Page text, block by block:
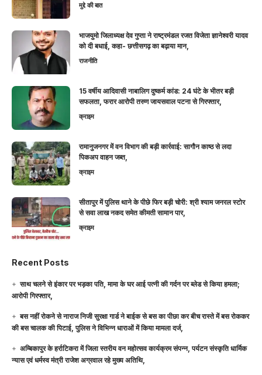
मुद्दे की बात
भाजयुमो जिलाध्यक्ष देव गुप्ता ने राष्ट्रमंडल रजत विजेता ज्ञानेश्वरी यादव
को दी बधाई, कहा- छत्तीसगढ़ का बढ़ाया मान,
राजनीति
15 वर्षीय आदिवासी नाबालिग दुष्कर्म कांड: 24 घंटे के भीतर बड़ी
सफलता, फरार आरोपी तरुण जायसवाल पटना से गिरफ्तार,
क्राइम
रामानुजनगर में वन विभाग की बड़ी कार्रवाई: सागौन काष्ठ से लदा
पिकअप वाहन जब्त,
क्राइम
सीतापुर में पुलिस थाने के पीछे फिर बड़ी चोरी: श्री श्याम जनरल स्टोर
से सवा लाख नकद समेत कीमती सामान पार,
क्राइम
Recent Posts
साथ चलने से इंकार पर भड़का पति, मामा के घर आई पत्नी की गर्दन पर ब्लेड से किया हमला;
आरोपी गिरफ्तार,
बस नहीं रोकने से नाराज निजी सुरक्षा गार्ड ने बाईक से बस का पीछा कर बीच रास्ते में बस रोककर
की बस चालक की पिटाई, पुलिस ने विभिन्न धाराओं में किया मामला दर्ज,
अम्बिकापुर के हर्राटिकरा में जिला स्तरीय वन महोत्सव कार्यक्रम संपन्न, पर्यटन संस्कृति धार्मिक
न्यास एवं धर्मस्व मंत्री राजेश अग्रवाल रहे मुख्य अतिथि,